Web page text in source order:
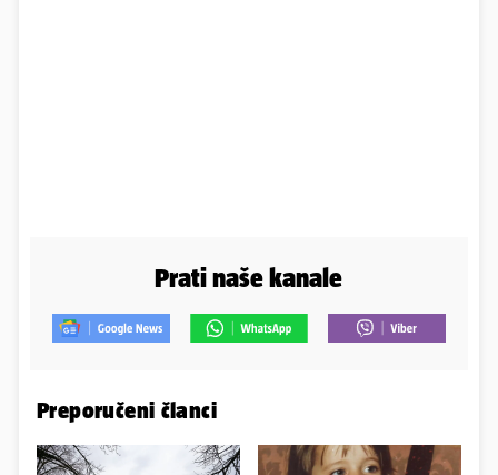
Prati naše kanale
Preporučeni članci